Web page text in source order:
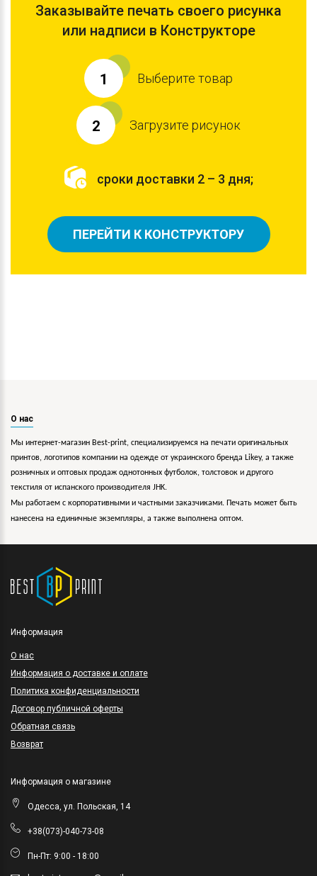
Заказывайте печать своего рисунка
или надписи в Конструкторе
1 Выберите товар
2 Загрузите рисунок
сроки доставки 2 – 3 дня;
ПЕРЕЙТИ К КОНСТРУКТОРУ
О нас
Мы интернет-магазин Best-print, специализируемся на печати оригинальных
принтов, логотипов компании на одежде от украинского бренда Likey, а также
розничных и оптовых продаж однотонных футболок, толстовок и другого
текстиля от испанского производителя JHK.
Мы работаем с корпоративными и частными заказчиками. Печать может быть
нанесена на единичные экземпляры, а также выполнена оптом.
Информация
O нас
Информация о доставке и оплате
Политика конфиденциальности
Договор публичной оферты
Обратная связь
Возврат
Информация о магазине
Одесса, ул. Польская, 14
+38(073)-040-73-08
Пн-Пт: 9:00 - 18:00